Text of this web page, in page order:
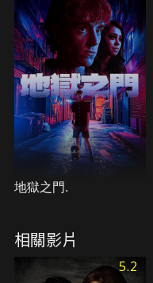
將冒險展開！
地獄之門.
相關影片
5.2